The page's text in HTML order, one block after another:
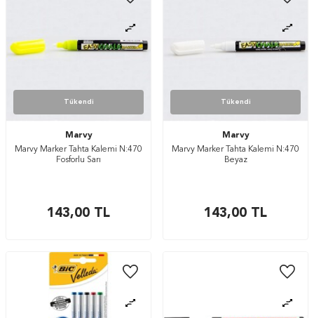
Tükendi
Marvy
Marvy Marker Tahta Kalemi N:470
Fosforlu Sarı
143,00 TL
Tükendi
Marvy
Marvy Marker Tahta Kalemi N:470
Beyaz
143,00 TL